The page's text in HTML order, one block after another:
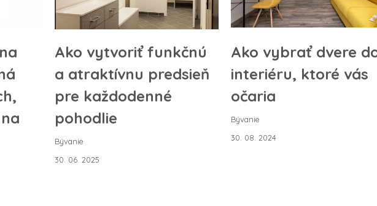
Ako vytvoriť funkčnú
a atraktívnu predsieň
pre každodenné
pohodlie
Bývanie
30. 06. 2025
Ako vybrať dvere
interiéru, ktoré vás
očaria
Bývanie
30. 08. 2024